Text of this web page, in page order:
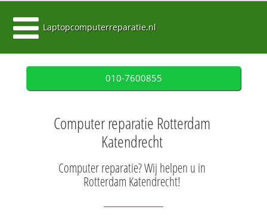
Laptopcomputerreparatie.nl
010-7600855
Computer reparatie Rotterdam
Katendrecht
Computer reparatie? Wij helpen u in
Rotterdam Katendrecht!